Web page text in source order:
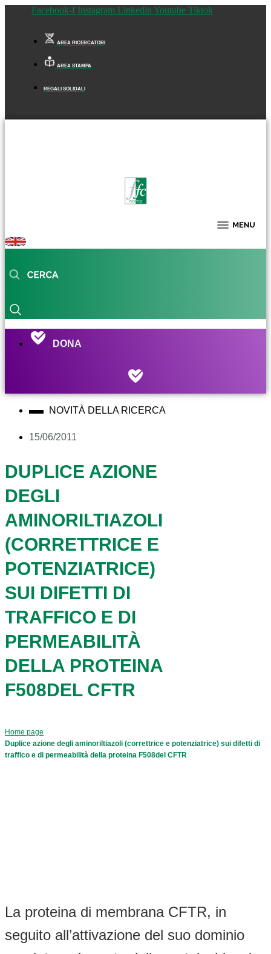
Facebook-f Instagram Linkedin Youtube Tiktok
AREA RICERCATORI
AREA STAMPA
REGALI SOLIDALI
DONA
NOVITÀ DELLA RICERCA
15/06/2011
DUPLICE AZIONE
DEGLI
AMINORILTIAZOLI
(CORRETTRICE E
POTENZIATRICE)
SUI DIFETTI DI
TRAFFICO E DI
PERMEABILITÀ
DELLA PROTEINA
F508DEL CFTR
Home page
Duplice azione degli aminoriltiazoli (correttrice e potenziatrice) sui difetti di
traffico e di permeabilità della proteina F508del CFTR
La proteina di membrana CFTR, in
seguito all’attivazione del suo dominio